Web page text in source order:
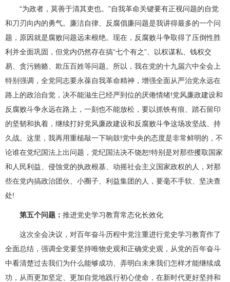
“为政者，莫善于清其吏也。”自我革命关键要有正视问题的自觉
和刀刃向内的勇气。廉洁自律、反腐倡廉问题是我讲得最多的一个问
题，原因就是腐败问题远未根绝。现在，反腐败斗争取得了压倒性胜
利并全面巩固，但党内仍然存在搞“七个有之”、以权谋私、钱权交
易、贪污贿赂、欺压百姓等问题。所以，我在党的十九届六中全会上
特别强调，全党同志要永葆自我革命精神，增强全面从严治党永远在
路上的政治自觉，决不能滋生已经严到位的厌倦情绪!党风廉政建设和
反腐败斗争永远在路上，一刻也不能放松，要以抓铁有痕、踏石留印
的坚韧和执着，继续打好党风廉政建设和反腐败斗争这场攻坚战、持
久战。这里，我再用重槌敲一下响鼓!党中央的态度是非常鲜明的，不
论谁在党纪国法上出问题，党纪国法决不饶恕!特别是对那些攫取国家
和人民利益、侵蚀党的执政根基、动摇社会主义国家政权的人，对那
些在党内搞政治团伙、小圈子、利益集团的人，要毫不手软、坚决查
处!
第五个问题： 推进党史学习教育常态化长效化
这次全会决议，对百年奋斗历程中党注重进行党史学习教育作了
全面总结，强调全党要坚持唯物史观和正确党史观，从党的百年奋斗
中看清楚过去我们为什么能够成功、弄明白未来我们怎样才能继续成
功，从而更加坚定、更加自觉地践行初心使命，在新时代更好坚持和